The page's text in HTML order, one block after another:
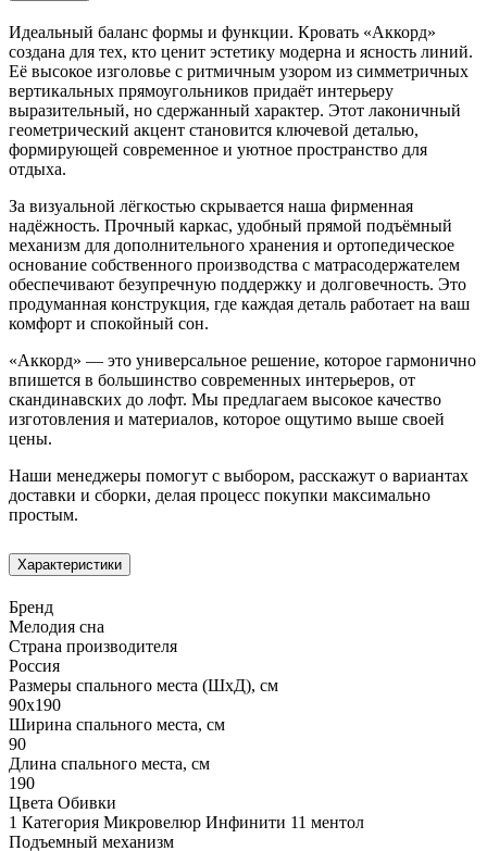
Идеальный баланс формы и функции. Кровать «Аккорд»
создана для тех, кто ценит эстетику модерна и ясность линий.
Её высокое изголовье с ритмичным узором из симметричных
вертикальных прямоугольников придаёт интерьеру
выразительный, но сдержанный характер. Этот лаконичный
геометрический акцент становится ключевой деталью,
формирующей современное и уютное пространство для
отдыха.
За визуальной лёгкостью скрывается наша фирменная
надёжность. Прочный каркас, удобный прямой подъёмный
механизм для дополнительного хранения и ортопедическое
основание собственного производства с матрасодержателем
обеспечивают безупречную поддержку и долговечность. Это
продуманная конструкция, где каждая деталь работает на ваш
комфорт и спокойный сон.
«Аккорд» — это универсальное решение, которое гармонично
впишется в большинство современных интерьеров, от
скандинавских до лофт. Мы предлагаем высокое качество
изготовления и материалов, которое ощутимо выше своей
цены.
Наши менеджеры помогут с выбором, расскажут о вариантах
доставки и сборки, делая процесс покупки максимально
простым.
Характеристики
Бренд
Мелодия сна
Страна производителя
Россия
Размеры спального места (ШхД), см
90х190
Ширина спального места, см
90
Длина спального места, см
190
Цвета Обивки
1 Категория Микровелюр Инфинити 11 ментол
Подъемный механизм